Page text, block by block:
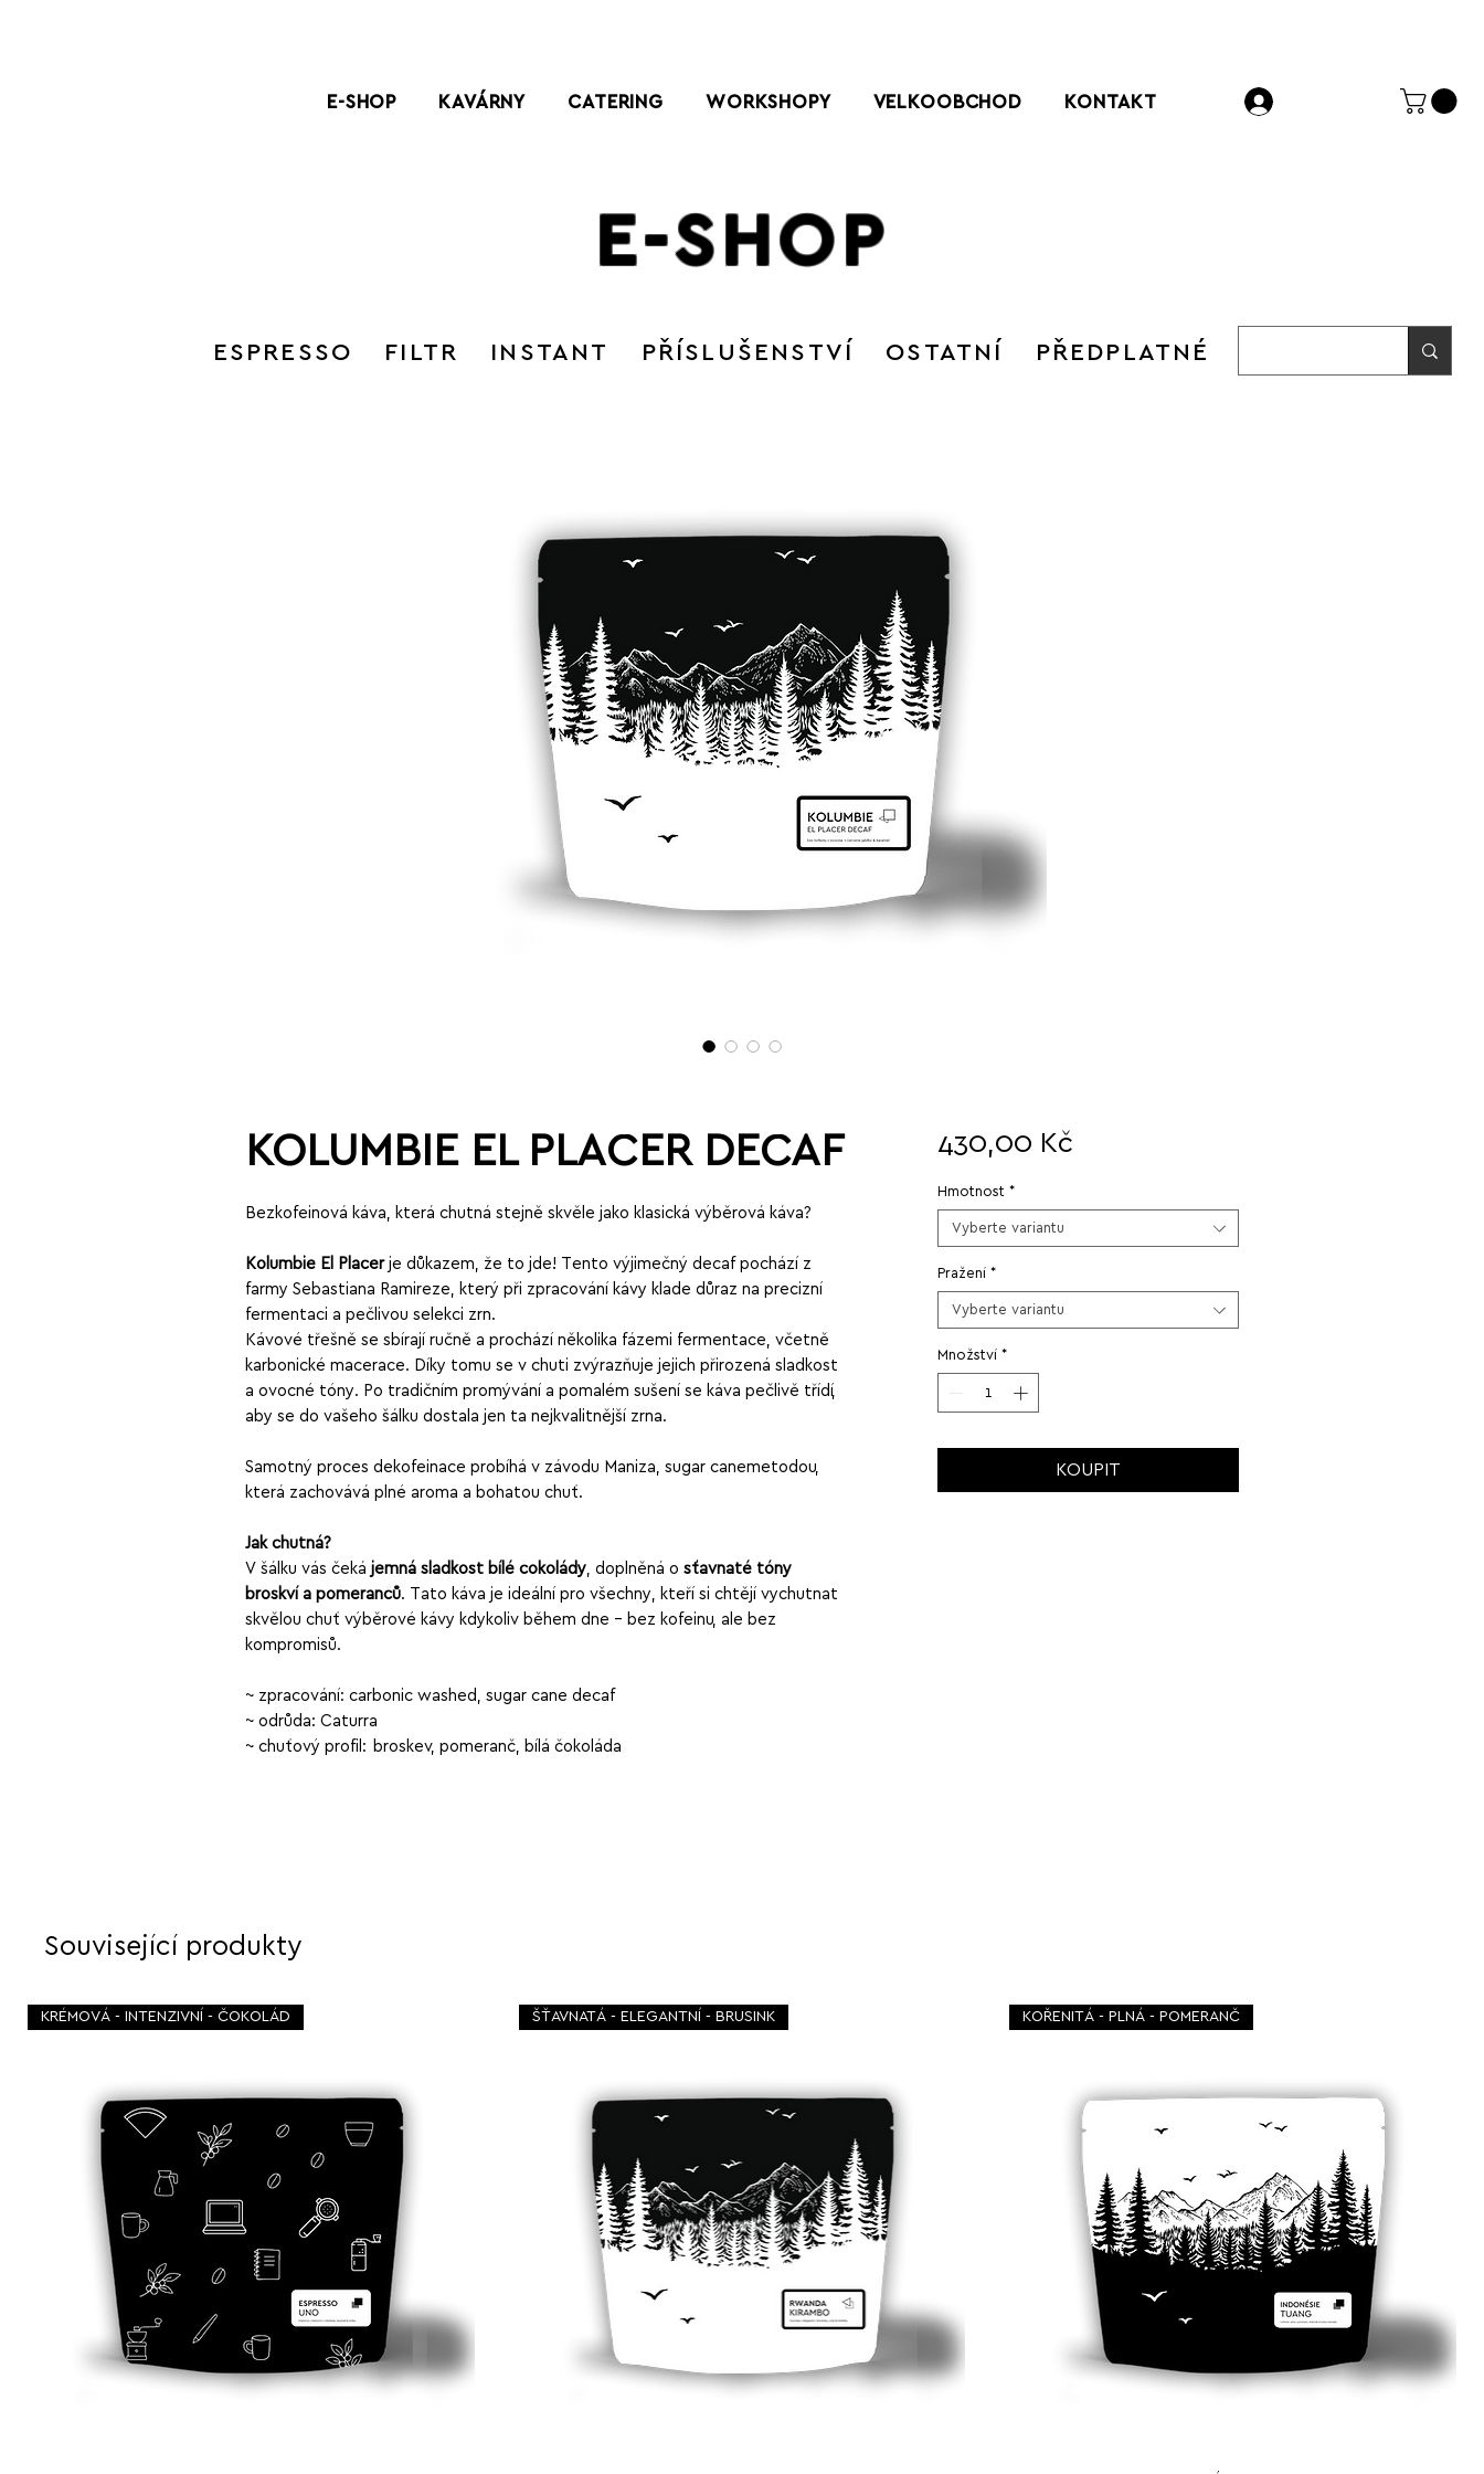
E-SHOP KAVÁRNY CATERING WORKSHOPY VELKOOBCHOD KONTAKT
E-SHOP
ESPRESSO FILTR INSTANT PŘÍSLUŠENSTVÍ OSTATNÍ PŘEDPLATNÉ
KOLUMBIE EL PLACER DECAF
Bezkofeinová káva, která chutná stejně skvěle jako klasická výběrová káva?
Kolumbie El Placerje důkazem, že to jde! Tento výjimečný decaf pochází z
farmy Sebastiana Ramireze, který při zpracování kávy klade důraz na precizní
fermentaci a pečlivou selekci zrn.
Kávové třešně se sbírají ručně a prochází několika fázemi fermentace, včetně
karbonické macerace. Díky tomu se v chuti zvýrazňuje jejich přirozená sladkost
a ovocné tóny. Po tradičním promývání a pomalém sušení se káva pečlivě třídí,
aby se do vašeho šálku dostala jen ta nejkvalitnější zrna.
Samotný proces dekofeinace probíhá v závodu Maniza, sugar canemetodou,
která zachovává plné aroma a bohatou chuť.
Jak chutná?
V šálku vás čeká jemná sladkost bílé čokolády, doplněná o šťavnaté tóny
broskví a pomerančů. Tato káva je ideální pro všechny, kteří si chtějí vychutnat
skvělou chuť výběrové kávy kdykoliv během dne – bez kofeinu, ale bez
kompromisů.
~ zpracování: carbonic washed, sugar cane decaf
~ odrůda: Caturra
~ chuťový profil: broskev, pomeranč, bílá čokoláda
430,00 KčCena
Hmotnost *
Vyberte variantu
Pražení *
Vyberte variantu
Množství *
KOUPIT
Související produkty
KRÉMOVÁ - INTENZIVNÍ - ČOKOLÁD ŠŤAVNATÁ - ELEGANTNÍ - BRUSINK KOŘENITÁ - PLNÁ - POMERANČ